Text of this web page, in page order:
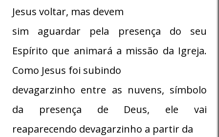
Jesus voltar, mas devem
sim aguardar pela presença do seu
Espírito que animará a missão da Igreja.
Como Jesus foi subindo
devagarzinho entre as nuvens, símbolo
da presença de Deus, ele vai
reaparecendo devagarzinho a partir da